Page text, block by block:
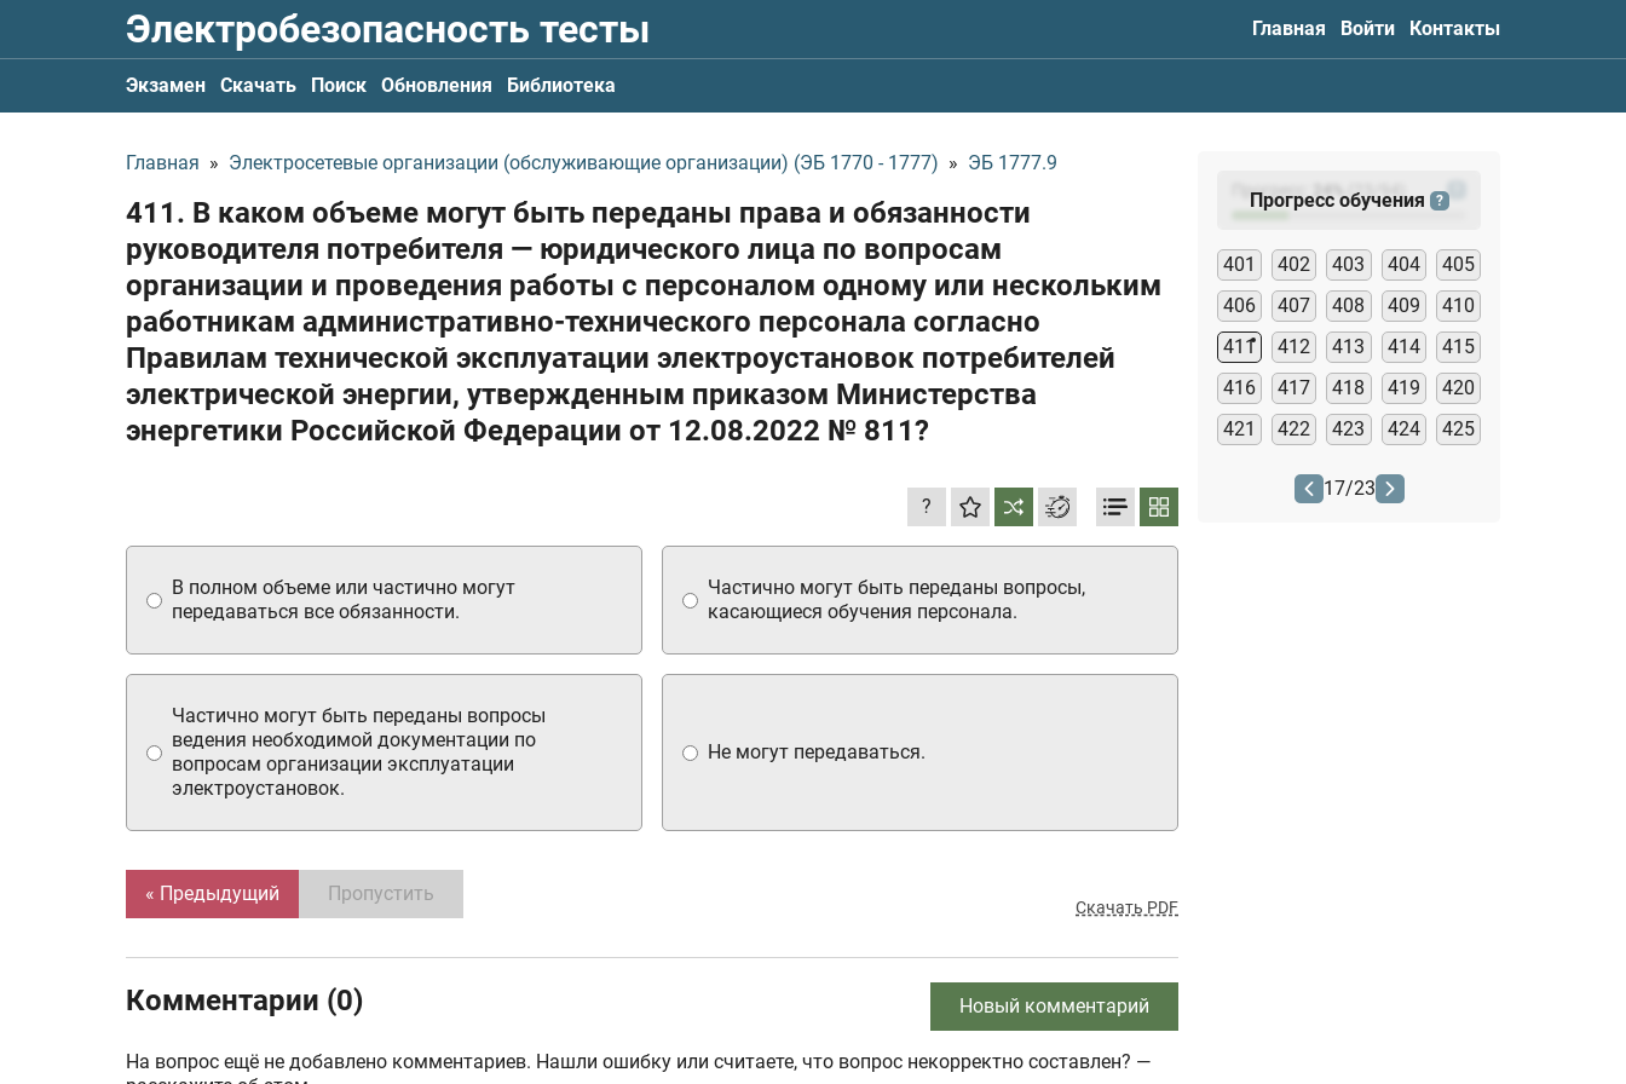
Электробезопасность тесты Главная Войти Контакты
Экзамен Скачать Поиск Обновления Библиотека
Главная » Электросетевые организации (обслуживающие организации) (ЭБ 1770 - 1777) » ЭБ 1777.9
411. В каком объеме могут быть переданы права и обязанности
руководителя потребителя — юридического лица по вопросам
организации и проведения работы с персоналом одному или нескольким
работникам административно-технического персонала согласно
Правилам технической эксплуатации электроустановок потребителей
электрической энергии, утвержденным приказом Министерства
энергетики Российской Федерации от 12.08.2022 № 811?
?
Частично могут быть переданы вопросы,
касающиеся обучения персонала.
Частично могут быть переданы вопросы
ведения необходимой документации по
вопросам организации эксплуатации
электроустановок.
В полном объеме или частично могут
передаваться все обязанности.
Не могут передаваться.
« Предыдущий Пропустить
Скачать PDF
Комментарии (0) Новый комментарий
На вопрос ещё не добавлено комментариев. Нашли ошибку или считаете, что вопрос некорректно составлен? —
Прогресс: (23
Прогресс обучения ?
401 402 403 404
405
406
407 408 409
410
411
412 413 414
415
416
417 418 419
420
421
422 423 424 425
17/23